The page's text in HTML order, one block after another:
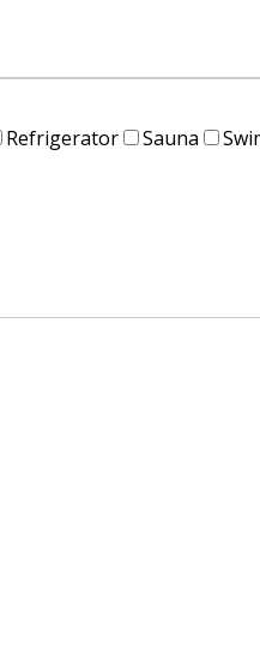
Refrigerator Sauna